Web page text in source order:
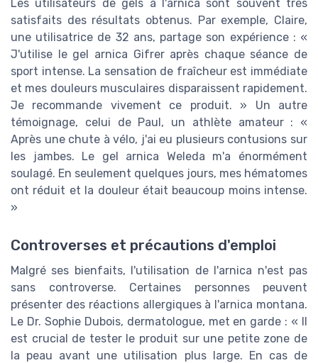
Les utilisateurs de gels à l'arnica sont souvent très
satisfaits des résultats obtenus. Par exemple, Claire,
une utilisatrice de 32 ans, partage son expérience : «
J'utilise le gel arnica Gifrer après chaque séance de
sport intense. La sensation de fraîcheur est immédiate
et mes douleurs musculaires disparaissent rapidement.
Je recommande vivement ce produit. » Un autre
témoignage, celui de Paul, un athlète amateur : «
Après une chute à vélo, j'ai eu plusieurs contusions sur
les jambes. Le gel arnica Weleda m'a énormément
soulagé. En seulement quelques jours, mes hématomes
ont réduit et la douleur était beaucoup moins intense.
»
Controverses et précautions d'emploi
Malgré ses bienfaits, l'utilisation de l'arnica n'est pas
sans controverse. Certaines personnes peuvent
présenter des réactions allergiques à l'arnica montana.
Le Dr. Sophie Dubois, dermatologue, met en garde : « Il
est crucial de tester le produit sur une petite zone de
la peau avant une utilisation plus large. En cas de